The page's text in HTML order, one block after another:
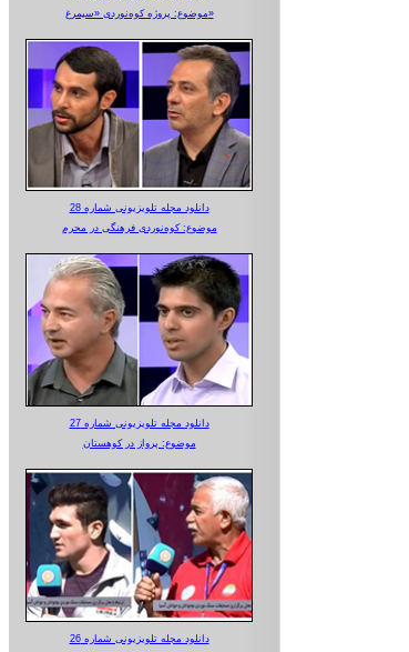
موضوع: پروژه کوه‌نوردی «سیمرغ»
دانلود مجله تلویزیونی شماره 28
موضوع: کوه‌نوردی فرهنگی در محرم
دانلود مجله تلویزیونی شماره 27
موضوع: پرواز در کوهستان
دانلود مجله تلویزیونی شماره 26